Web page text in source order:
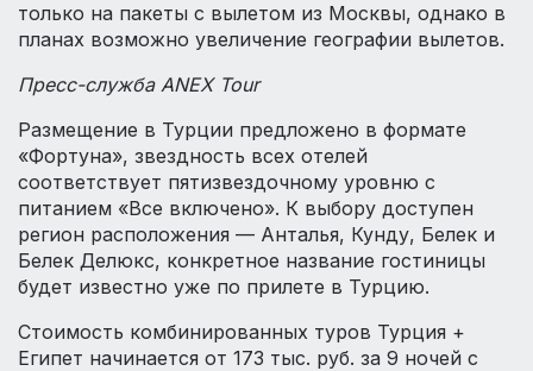
только на пакеты с вылетом из Москвы, однако в
планах возможно увеличение географии вылетов.
Пресс-служба ANEX Tour
Размещение в Турции предложено в формате
«Фортуна», звездность всех отелей
соответствует пятизвездочному уровню с
питанием «Все включено». К выбору доступен
регион расположения — Анталья, Кунду, Белек и
Белек Делюкс, конкретное название гостиницы
будет известно уже по прилете в Турцию.
Стоимость комбинированных туров Турция +
Египет начинается от 173 тыс. руб. за 9 ночей с